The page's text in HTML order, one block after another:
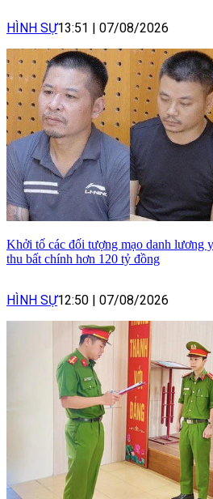
HÌNH SỰ13:51 | 07/08/2026
Khởi tố các đối tượng mạo danh lương
thu bất chính hơn 120 tỷ đồng
HÌNH SỰ12:50 | 07/08/2026